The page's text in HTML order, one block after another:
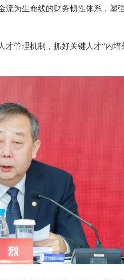
为生命线的财务韧性体系，塑
管理机制，抓好关键人才“内培